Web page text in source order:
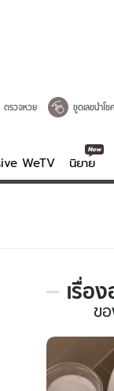
ตรวจหวย ขูดเลขนำโชค
WeTV นิยาย
บรส
เรื่อ
เรื่อง
ใน
รอบ
สัปดาห์
ของ
ข